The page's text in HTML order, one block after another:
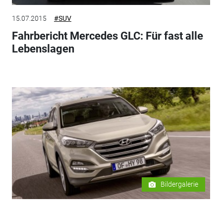
15.07.2015 #SUV
Fahrbericht Mercedes GLC: Für fast alle
Lebenslagen
Bildergalerie